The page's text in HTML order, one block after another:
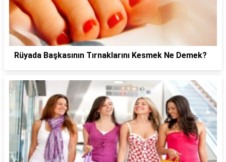
Rüyada Başkasının Tırnaklarını Kesmek Ne Demek?